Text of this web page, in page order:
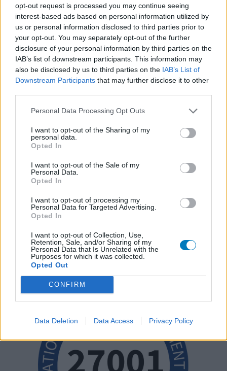
opt-out request is processed you may continue seeing
interest-based ads based on personal information utilized by
us or personal information disclosed to third parties prior to
your opt-out. You may separately opt-out of the further
disclosure of your personal information by third parties on the
IAB’s list of downstream participants. This information may
also be disclosed by us to third parties on the IAB’s List of
Downstream Participants that may further disclose it to other
Personal Data Processing Opt Outs
I want to opt-out of the Sharing of my
personal data.
Opted In
I want to opt-out of the Sale of my
Personal Data.
Opted In
I want to opt-out of processing my
Personal Data for Targeted Advertising.
Opted In
I want to opt-out of Collection, Use,
Retention, Sale, and/or Sharing of my
Personal Data that Is Unrelated with the
Purposes for which it was collected.
Opted Out
CONFIRM
Data Deletion Data Access Privacy Policy
goedkeuring, om zo te voldoen aan onze standaarden wat betreft
een review voor een medicijn. Voor het delen van ervaringen is
geen medische kennis noodzakelijk. Op deze manier geven de
reviews alleen een beeld van de ervaring van de schrijvers en niet
die van de eigenaar van deze website. Denk er aan dat de
ervaringen kunnen verschillen van persoon tot persoon en dat u
voor medisch advies altijd contact op moet nemen met uw arts of
apotheker.